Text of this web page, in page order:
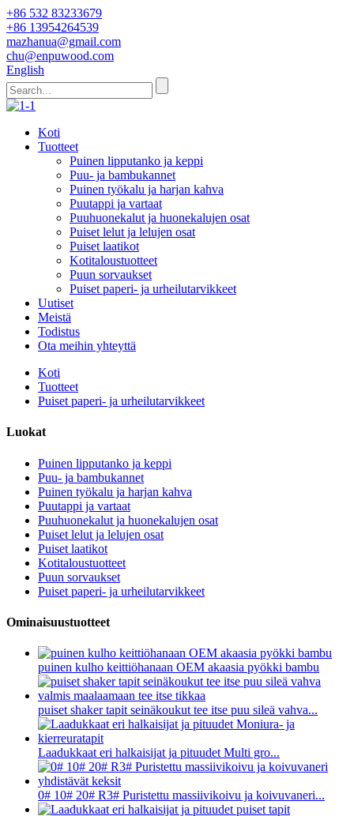
+86 532 83233679
+86 13954264539
mazhanua@gmail.com
chu@enpuwood.com
English
Koti
Tuotteet
Puinen lipputanko ja keppi
Puu- ja bambukannet
Puinen työkalu ja harjan kahva
Puutappi ja vartaat
Puuhuonekalut ja huonekalujen osat
Puiset lelut ja lelujen osat
Puiset laatikot
Kotitaloustuotteet
Puun sorvaukset
Puiset paperi- ja urheilutarvikkeet
Uutiset
Meistä
Todistus
Ota meihin yhteyttä
Koti
Tuotteet
Puiset paperi- ja urheilutarvikkeet
Luokat
Puinen lipputanko ja keppi
Puu- ja bambukannet
Puinen työkalu ja harjan kahva
Puutappi ja vartaat
Puuhuonekalut ja huonekalujen osat
Puiset lelut ja lelujen osat
Puiset laatikot
Kotitaloustuotteet
Puun sorvaukset
Puiset paperi- ja urheilutarvikkeet
Ominaisuustuotteet
puinen kulho keittiöhanaan OEM akaasia pyökki bambu
puiset shaker tapit seinäkoukut tee itse puu sileä vahva...
Laadukkaat eri halkaisijat ja pituudet Multi gro...
0# 10# 20# R3# Puristettu massiivikoivu ja koivuvaneri...